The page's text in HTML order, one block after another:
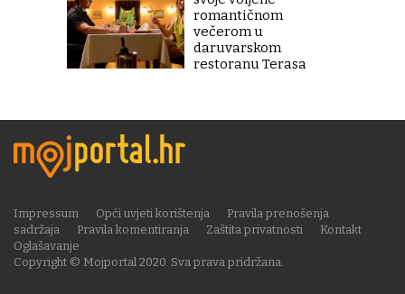
romantičnom
večerom u
daruvarskom
restoranu Terasa
Copyright © Mojportal 2020. Sva prava pridržana.
Impressum Opći uvjeti korištenja
Pravila prenošenja
sadržaja
Pravila komentiranja Zaštita privatnosti
Kontakt
Oglašavanje